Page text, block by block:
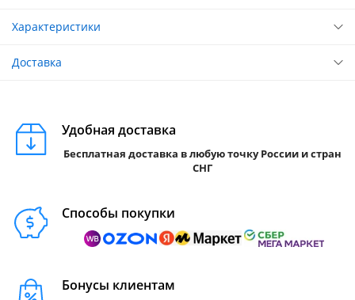
Характеристики
Доставка
Удобная доставка
Бесплатная доставка в любую точку России и стран
СНГ
Способы покупки
Бонусы клиентам